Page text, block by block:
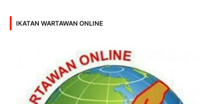
IKATAN WARTAWAN ONLINE